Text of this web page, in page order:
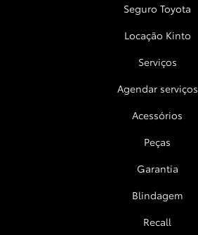
Seguro Toyota
Locação Kinto
Serviços
Agendar serviços
Acessórios
Peças
Garantia
Blindagem
Recall